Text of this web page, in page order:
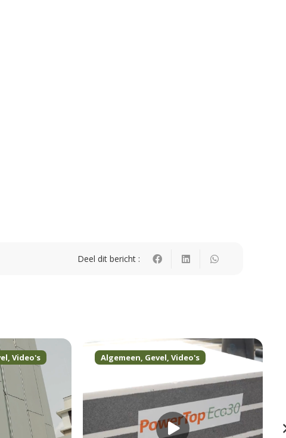
Deel dit bericht :
,Video's Algemeen, Gevel, Video's